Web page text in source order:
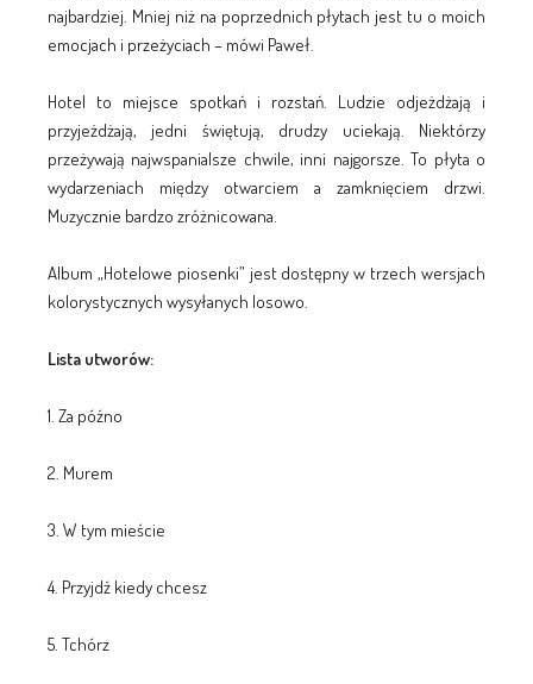
najbardziej. Mniej niż na poprzednich płytach jest tu o moich
emocjach i przeżyciach – mówi Paweł.
Hotel to miejsce spotkań i rozstań. Ludzie odjeżdżają i
przyjeżdżają, jedni świętują, drudzy uciekają. Niektórzy
przeżywają najwspanialsze chwile, inni najgorsze. To płyta o
wydarzeniach między otwarciem a zamknięciem drzwi.
Muzycznie bardzo zróżnicowana.
Album „Hotelowe piosenki” jest dostępny w trzech wersjach
kolorystycznych wysyłanych losowo.
Lista utworów:
1. Za późno
2. Murem
3. W tym mieście
4. Przyjdź kiedy chcesz
5. Tchórz